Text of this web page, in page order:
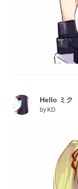
Hello ミク
by KD